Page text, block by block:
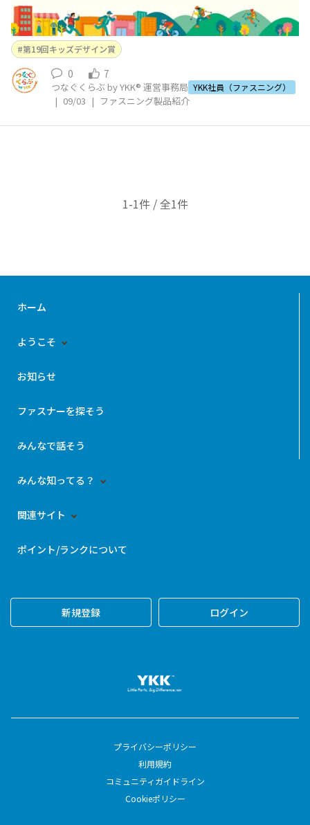
第19回キッズデザイン賞
0 7
つなぐくらぶ by YKK® 運営事務局 YKK社員（ファスニング）
| 09/03 | ファスニング製品紹介
1-1件 / 全1件
ホーム
ようこそ
お知らせ
ファスナーを探そう
みんなで話そう
みんな知ってる？
関連サイト
ポイント/ランクについて
新規登録 ログイン
プライバシーポリシー
利用規約
コミュニティガイドライン
Cookieポリシー